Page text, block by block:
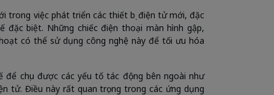
trong việc phát triển các thiết bị điện tử mới, đặc
biệt. Những chiếc điện thoại màn hình gập,
có thể sử dụng công nghệ này để tối ưu hóa
chịu được các yếu tố tác động bên ngoài như
tử. Điều này rất quan trọng trong các ứng dụng